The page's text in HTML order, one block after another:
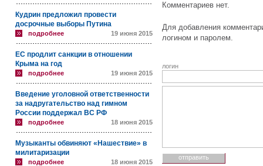
Кудрин предложил провести
досрочные выборы Путина
подробнее 19 июня 2015
ЕС продлит санкции в отношении
Крыма на год
подробнее 19 июня 2015
Введение уголовной ответственности
за надругательство над гимном
России поддержал ВС РФ
подробнее 18 июня 2015
Музыканты обвиняют «Нашествие» в
милитаризации
подробнее 18 июня 2015
Комментариев нет.
Для добавления
логином и паролем.
логин